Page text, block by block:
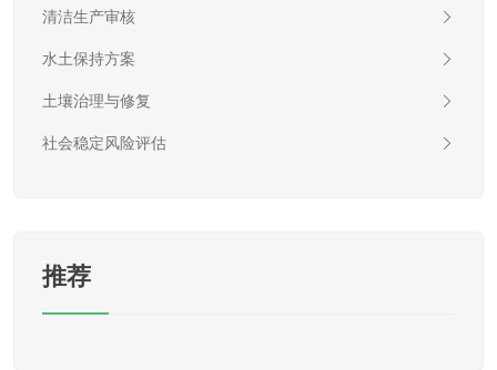
清洁生产审核
水土保持方案
土壤治理与修复
社会稳定风险评估
推荐